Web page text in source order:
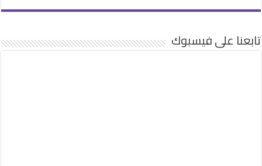
تابعنا على فيسبوك